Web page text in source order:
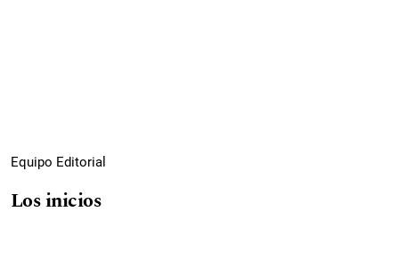
Equipo Editorial
Los inicios